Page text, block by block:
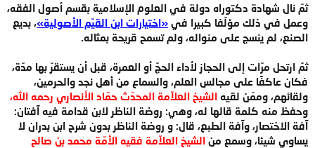
ثمّ نال شهادة دكتوراه دولة في العلوم الإسلامية بقسم أصول الفقه،
وعمل في ذلك مؤلّفا كبيرا في «اختيارات ابن القيّم الأصولية»، بديع
الصنع، لم ينسج على منواله، ولم تسمح قريحة بمثاله.
ثمّ ارتحل مرّات إلى الحجاز لأداء الحجّ أو العمرة، قبل أن يستقرّ بها مدّة،
فكان عاكفًا على مجالس العلم، والسماع من أهل نجد والحرمين،
ولقائهم، وممّن لقيه الشيخ العلاّمة المحدّث حمّاد الأنصاري رحمه الله،
وحفظ منه كلمة قالها له، وهي: روضة الناظر لابن قدامة فيه آفتان:
آفة الاختصار، وآفة الطبع، قال: و روضة الناظر بدون شرح ابن بدران لا
يساوي شيئا، وسمع من الشيخ العلاّمة فقيه الأمّة محمد بن صالح